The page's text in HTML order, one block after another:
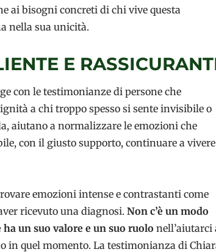
ai bisogni concreti di chi vive questa
nella sua unicità.
E
con le testimonianze di persone che
a chi troppo spesso si sente invisibile o
aiutano a normalizzare le emozioni che
con il giusto supporto, continuare a vivere
emozioni intense e contrastanti come
ricevuto una diagnosi. Non c’è un modo
un suo valore e un suo ruolo nell’aiutarci
in quel momento. La testimonianza di